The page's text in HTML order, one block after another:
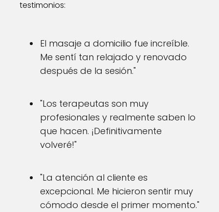
testimonios:
El masaje a domicilio fue increíble.
Me sentí tan relajado y renovado
después de la sesión."
"Los terapeutas son muy
profesionales y realmente saben lo
que hacen. ¡Definitivamente
volveré!"
"La atención al cliente es
excepcional. Me hicieron sentir muy
cómodo desde el primer momento."